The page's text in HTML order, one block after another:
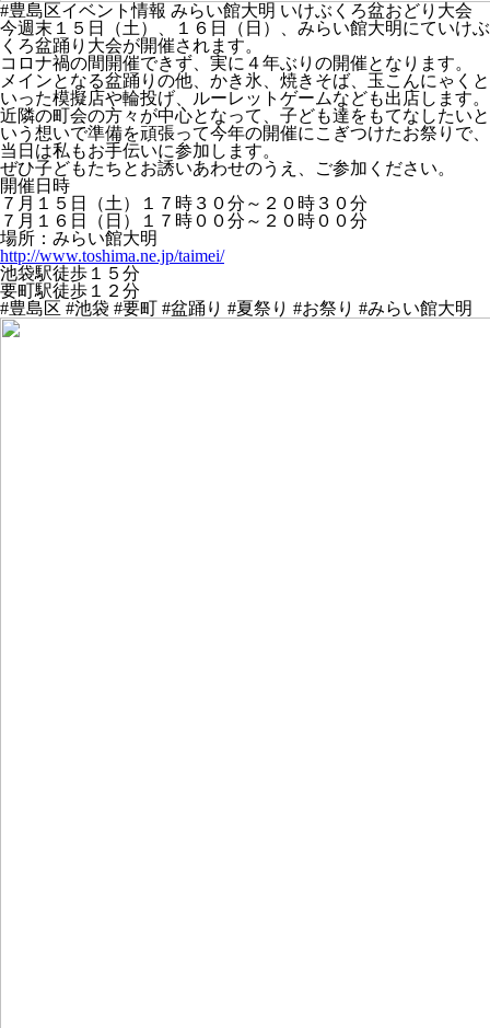
#豊島区イベント情報 みらい館大明 いけぶくろ盆おどり大会
今週末１５日（土）、１６日（日）、みらい館大明にていけぶ
くろ盆踊り大会が開催されます。
コロナ禍の間開催できず、実に４年ぶりの開催となります。
メインとなる盆踊りの他、かき氷、焼きそば、玉こんにゃくと
いった模擬店や輪投げ、ルーレットゲームなども出店します。
近隣の町会の方々が中心となって、子ども達をもてなしたいと
いう想いで準備を頑張って今年の開催にこぎつけたお祭りで、
当日は私もお手伝いに参加します。
ぜひ子どもたちとお誘いあわせのうえ、ご参加ください。
開催日時
７月１５日（土）１７時３０分～２０時３０分
７月１６日（日）１７時００分～２０時００分
場所：みらい館大明
http://www.toshima.ne.jp/taimei/
池袋駅徒歩１５分
要町駅徒歩１２分
#豊島区 #池袋 #要町 #盆踊り #夏祭り #お祭り #みらい館大明